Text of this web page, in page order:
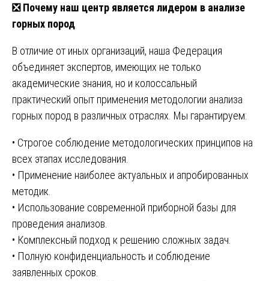
❎Почему наш центр является лидером в анализе
горных пород
В отличие от иных организаций, наша Федерация
объединяет экспертов, имеющих не только
академические знания, но и колоссальный
практический опыт применения методологии анализа
горных пород в различных отраслях. Мы гарантируем:
• Строгое соблюдение методологических принципов на
всех этапах исследования.
• Применение наиболее актуальных и апробированных
методик.
• Использование современной приборной базы для
проведения анализов.
• Комплексный подход к решению сложных задач.
• Полную конфиденциальность и соблюдение
заявленных сроков.